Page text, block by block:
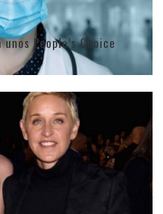
People’s Choice